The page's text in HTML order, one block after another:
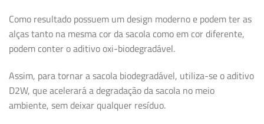
Como resultado possuem um design moderno e podem ter as
alças tanto na mesma cor da sacola como em cor diferente,
podem conter o aditivo oxi-biodegradável.
Assim, para tornar a sacola biodegradável, utiliza-se o aditivo
D2W, que acelerará a degradação da sacola no meio
ambiente, sem deixar qualquer resíduo.